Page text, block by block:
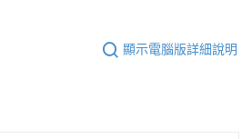
顯示電腦版詳細說明